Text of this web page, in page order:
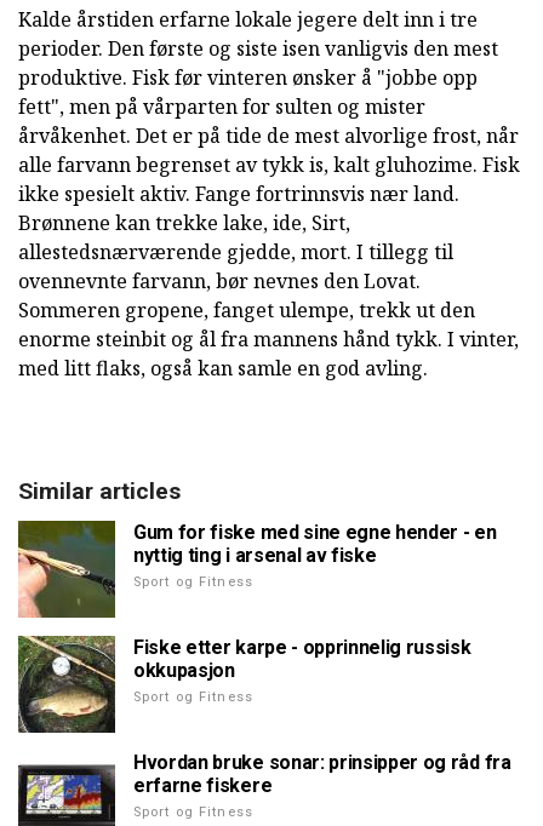
Kalde årstiden erfarne lokale jegere delt inn i tre
perioder. Den første og siste isen vanligvis den mest
produktive. Fisk før vinteren ønsker å "jobbe opp
fett", men på vårparten for sulten og mister
årvåkenhet. Det er på tide de mest alvorlige frost, når
alle farvann begrenset av tykk is, kalt gluhozime. Fisk
ikke spesielt aktiv. Fange fortrinnsvis nær land.
Brønnene kan trekke lake, ide, Sirt,
allestedsnærværende gjedde, mort. I tillegg til
ovennevnte farvann, bør nevnes den Lovat.
Sommeren gropene, fanget ulempe, trekk ut den
enorme steinbit og ål fra mannens hånd tykk. I vinter,
med litt flaks, også kan samle en god avling.
Similar articles
Gum for fiske med sine egne hender - en
nyttig ting i arsenal av fiske
Sport og Fitness
Fiske etter karpe - opprinnelig russisk
okkupasjon
Sport og Fitness
Hvordan bruke sonar: prinsipper og råd fra
erfarne fiskere
Sport og Fitness